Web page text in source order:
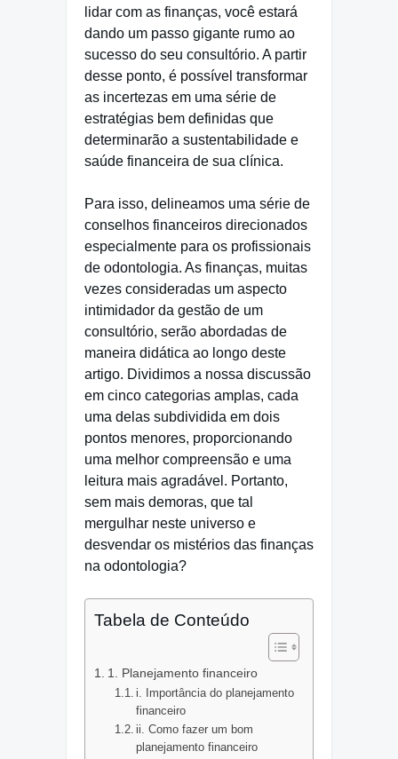
lidar com as finanças, você estará
dando um passo gigante rumo ao
sucesso do seu consultório. A partir
desse ponto, é possível transformar
as incertezas em uma série de
estratégias bem definidas que
determinarão a sustentabilidade e
saúde financeira de sua clínica.
Para isso, delineamos uma série de
conselhos financeiros direcionados
especialmente para os profissionais
de odontologia. As finanças, muitas
vezes consideradas um aspecto
intimidador da gestão de um
consultório, serão abordadas de
maneira didática ao longo deste
artigo. Dividimos a nossa discussão
em cinco categorias amplas, cada
uma delas subdividida em dois
pontos menores, proporcionando
uma melhor compreensão e uma
leitura mais agradável. Portanto,
sem mais demoras, que tal
mergulhar neste universo e
desvendar os mistérios das finanças
na odontologia?
Tabela de Conteúdo
1. Planejamento financeiro
i. Importância do planejamento
financeiro
ii. Como fazer um bom
planejamento financeiro